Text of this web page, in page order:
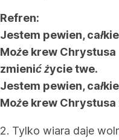
Refren:
Jestem pewien,
Może krew Chrystusa
zmienić życie twe.
Jestem pewien,
Może krew
2. Tylko wiara daje